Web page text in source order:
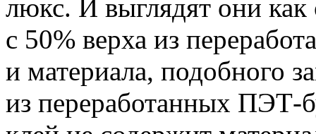
люкс. И выглядят они
с 50% верха из
и материала, подобного
из переработанных ПЭТ-